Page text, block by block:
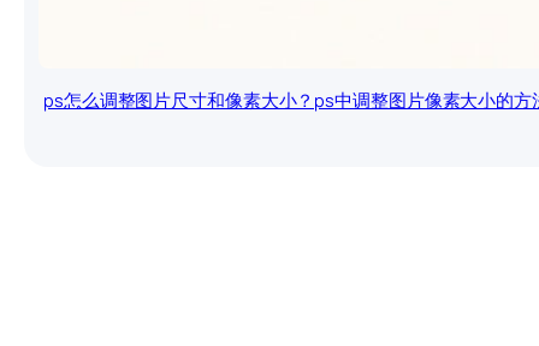
ps怎么调整图片尺寸和像素大小？ps中调整图片像素大小的方